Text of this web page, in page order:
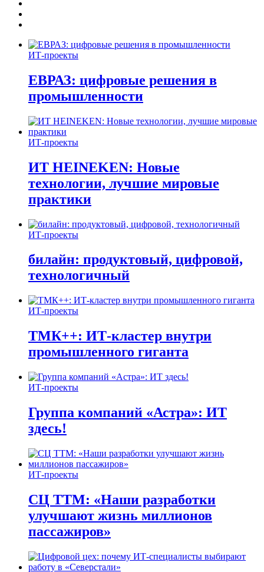
ИТ-проекты
ЕВРАЗ: цифровые решения в
промышленности
ИТ-проекты
ИТ HEINEKEN: Новые
технологии, лучшие мировые
практики
ИТ-проекты
билайн: продуктовый, цифровой,
технологичный
ИТ-проекты
ТМК++: ИТ-кластер внутри
промышленного гиганта
ИТ-проекты
Группа компаний «Астра»: ИТ
здесь!
ИТ-проекты
СЦ ТТМ: «Наши разработки
улучшают жизнь миллионов
пассажиров»